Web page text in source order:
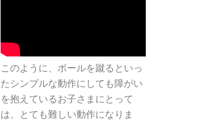
このように、ボールを蹴るといっ
たシンプルな動作にしても障がい
を抱えているお子さまにとって
は、とても難しい動作になりま